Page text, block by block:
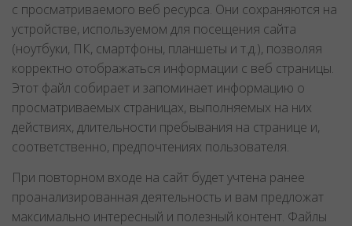
с просматриваемого веб ресурса. Они сохраняются на
устройстве, используемом для посещения сайта
(ноутбуки, ПК, смартфоны, планшеты и т.д.), позволяя
корректно отображаться информации с веб страницы.
Этот файл собирает и запоминает информацию о
просматриваемых страницах, выполняемых на них
действиях, длительности пребывания на странице и,
соответственно, предпочтениях пользователя.
При повторном входе на сайт будет учтена ранее
проанализированная деятельность и вам предложат
максимально интересный и полезный контент. Файлы